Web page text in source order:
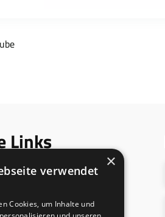
Links
×
verwendet
Cookies, um Inhalte und